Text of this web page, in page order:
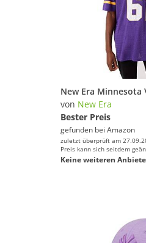
von New Era
Bester Preis
gefunden bei Amazon
zuletzt überprüft am
Preis kann sich seitdem
Keine weiteren